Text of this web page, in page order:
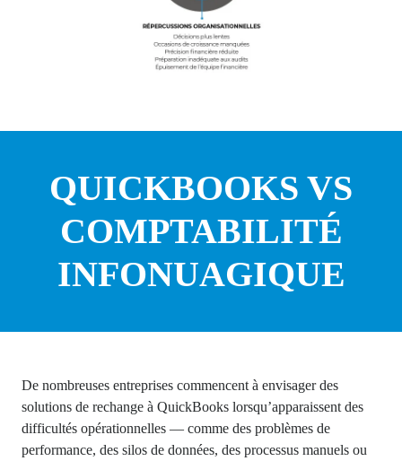
QUICKBOOKS VS
COMPTABILITÉ
INFONUAGIQUE
De nombreuses entreprises commencent à envisager des
solutions de rechange à QuickBooks lorsqu’apparaissent des
difficultés opérationnelles — comme des problèmes de
performance, des silos de données, des processus manuels ou